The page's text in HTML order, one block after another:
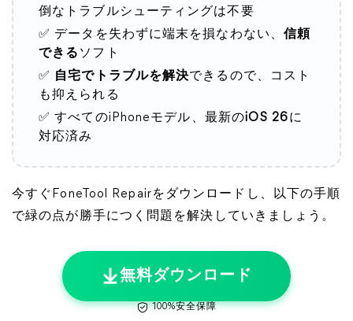
倒なトラブルシューティングは不要
✅ データを失わずに端末を損なわない、 信頼
できる ソフト
✅
自宅でトラブルを解決できるので、コスト
も抑えられる
✅ すべてのiPhoneモデル、最新のiOS 26に
対応済み
今すぐFoneTool Repairをダウンロードし、以下の手順
で緑の点が勝手につく問題を解決していきましょう。
無料ダウンロード
100%安全保障